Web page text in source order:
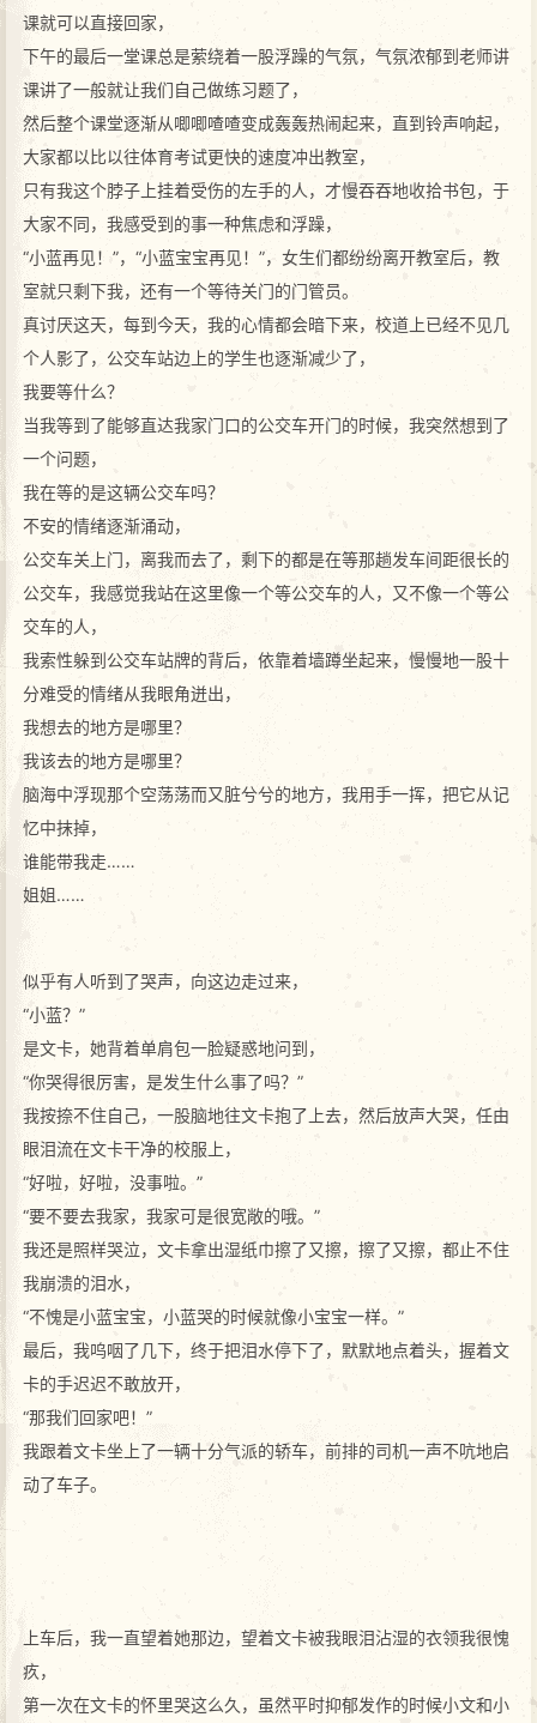
课就可以直接回家，
下午的最后一堂课总是萦绕着一股浮躁的气氛，气氛浓郁到老师讲
课讲了一般就让我们自己做练习题了，
然后整个课堂逐渐从唧唧喳喳变成轰轰热闹起来，直到铃声响起，
大家都以比以往体育考试更快的速度冲出教室，
只有我这个脖子上挂着受伤的左手的人，才慢吞吞地收拾书包，于
大家不同，我感受到的事一种焦虑和浮躁，
“小蓝再见！”，“小蓝宝宝再见！”，女生们都纷纷离开教室后，教
室就只剩下我，还有一个等待关门的门管员。
真讨厌这天，每到今天，我的心情都会暗下来，校道上已经不见几
个人影了，公交车站边上的学生也逐渐减少了，
我要等什么？
当我等到了能够直达我家门口的公交车开门的时候，我突然想到了
一个问题，
我在等的是这辆公交车吗？
不安的情绪逐渐涌动，
公交车关上门，离我而去了，剩下的都是在等那趟发车间距很长的
公交车，我感觉我站在这里像一个等公交车的人，又不像一个等公
交车的人，
我索性躲到公交车站牌的背后，依靠着墙蹲坐起来，慢慢地一股十
分难受的情绪从我眼角迸出，
我想去的地方是哪里？
我该去的地方是哪里？
脑海中浮现那个空荡荡而又脏兮兮的地方，我用手一挥，把它从记
忆中抹掉，
谁能带我走……
姐姐……
似乎有人听到了哭声，向这边走过来，
“小蓝？”
是文卡，她背着单肩包一脸疑惑地问到，
“你哭得很厉害，是发生什么事了吗？”
我按捺不住自己，一股脑地往文卡抱了上去，然后放声大哭，任由
眼泪流在文卡干净的校服上，
“好啦，好啦，没事啦。”
“要不要去我家，我家可是很宽敞的哦。”
我还是照样哭泣，文卡拿出湿纸巾擦了又擦，擦了又擦，都止不住
我崩溃的泪水，
“不愧是小蓝宝宝，小蓝哭的时候就像小宝宝一样。”
最后，我呜咽了几下，终于把泪水停下了，默默地点着头，握着文
卡的手迟迟不敢放开，
“那我们回家吧！”
我跟着文卡坐上了一辆十分气派的轿车，前排的司机一声不吭地启
动了车子。
上车后，我一直望着她那边，望着文卡被我眼泪沾湿的衣领我很愧
疚，
第一次在文卡的怀里哭这么久，虽然平时抑郁发作的时候小文和小